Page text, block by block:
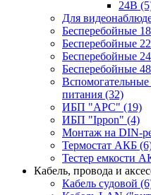
24В
Для
Бесперебойные
Бесперебойные
Бесперебойные
Бесперебойные
Вспомогательные
питания (32)
ИБП "APC" (19)
ИБП "Ippon" (4)
Монтаж на DIN-
Термостат АКБ
Тестер емкости
Кабель, провода и
Кабель судовой